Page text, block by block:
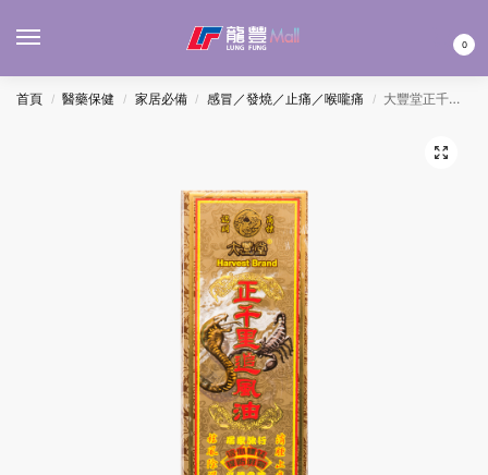
0
首頁 / 醫藥保健 / 家居必備 / 感冒／發燒／止痛／喉嚨痛 / 大豐堂正千里追風油 50ML